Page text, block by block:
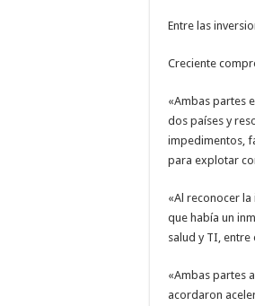
Entre las
Creciente
«Ambas partes
dos países y
impedimentos,
para explotar
«Al reconocer
que había un
salud y TI, entre
«Ambas partes
acordaron